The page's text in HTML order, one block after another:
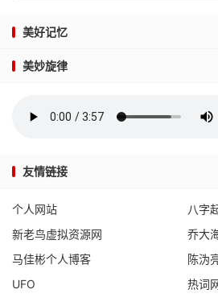
美好记忆
美妙旋律
友情链接
个人网站
八字
新老鸟虚拟资源网
乔大
马佳彬个人博客
陈沩
UFO
热词